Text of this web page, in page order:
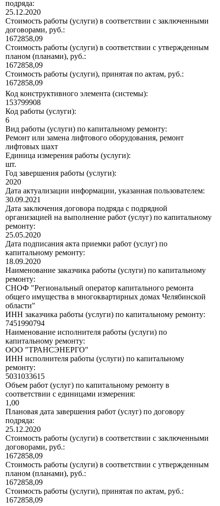
подряда:
25.12.2020
Стоимость работы (услуги) в соответствии с заключенными
договорами, руб.:
1672858,09
Стоимость работы (услуги) в соответствии с утвержденным
планом (планами), руб.:
1672858,09
Стоимость работы (услуги), принятая по актам, руб.:
1672858,09
Код конструктивного элемента (системы):
153799908
Код работы (услуги):
6
Вид работы (услуги) по капитальному ремонту:
Ремонт или замена лифтового оборудования, ремонт
лифтовых шахт
Единица измерения работы (услуги):
шт.
Год завершения работы (услуги):
2020
Дата актуализации информации, указанная пользователем:
30.09.2021
Дата заключения договора подряда с подрядной
организацией на выполнение работ (услуг) по капитальному
ремонту:
25.05.2020
Дата подписания акта приемки работ (услуг) по
капитальному ремонту:
18.09.2020
Наименование заказчика работы (услуги) по капитальному
ремонту:
СНОФ "Региональный оператор капитального ремонта
общего имущества в многоквартирных домах Челябинской
области"
ИНН заказчика работы (услуги) по капитальному ремонту:
7451990794
Наименование исполнителя работы (услуги) по
капитальному ремонту:
ООО "ТРАНСЭНЕРГО"
ИНН исполнителя работы (услуги) по капитальному
ремонту:
5031033615
Объем работ (услуг) по капитальному ремонту в
соответствии с единицами измерения:
1,00
Плановая дата завершения работ (услуг) по договору
подряда:
25.12.2020
Стоимость работы (услуги) в соответствии с заключенными
договорами, руб.:
1672858,09
Стоимость работы (услуги) в соответствии с утвержденным
планом (планами), руб.:
1672858,09
Стоимость работы (услуги), принятая по актам, руб.:
1672858,09